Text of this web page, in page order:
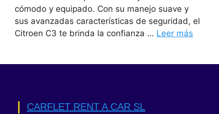
cómodo y equipado. Con su manejo suave y
sus avanzadas características de seguridad, el
Citroen C3 te brinda la confianza … Leer más
CARFLET RENT A CAR SL